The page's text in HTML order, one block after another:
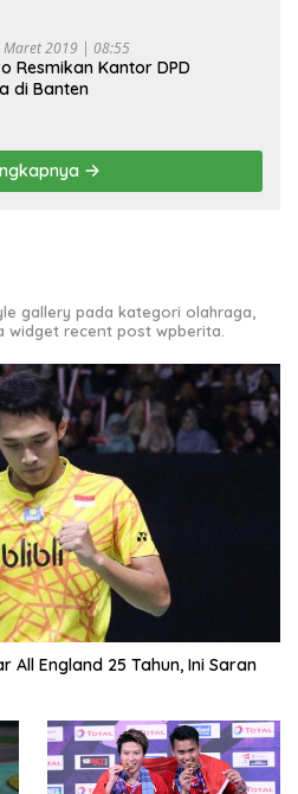
Maret 2019 | 08:55
Resmikan Kantor DPD
di Banten
gallery pada kategori olahraga,
widget recent post wpberita.
All England 25 Tahun, Ini Saran